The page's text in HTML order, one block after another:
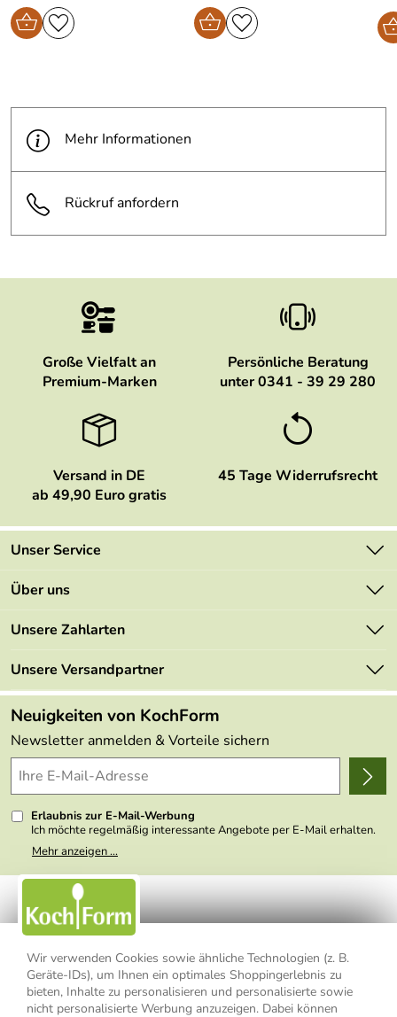
Wir verwenden Cookies sowie ähnliche Technologien (z. B.
Geräte-IDs), um Ihnen ein optimales Shoppingerlebnis zu
bieten, Inhalte zu personalisieren und personalisierte sowie
nicht personalisierte Werbung anzuzeigen. Dabei können
Mehr Informationen
Rückruf anfordern
Große Vielfalt an
Premium-Marken
Persönliche Beratung
unter 0341 - 39 29 280
Versand in DE
ab 49,90 Euro gratis
45 Tage Widerrufsrecht
Unser Service
Kontakt
Mehrwertsteuerfrei
Retourenportal
FAQs
Lieferbedingungen
Delivery Terms
Kundenlogin
Über uns
Marken
Angebote
Made in Germany
Themen
Wir über uns
Presse
Unsere Zahlarten
Unsere Versandpartner
Neuigkeiten von KochForm
Newsletter anmelden & Vorteile sichern
Erlaubnis zur E-Mail-Werbung
Ich möchte regelmäßig interessante Angebote per E-Mail erhalten.
Meine E-Mail-Adresse wird nicht an andere Unternehmen
weitergegeben. Zu statistischen Zwecken wird in anonymer Form
nicht erkennbar, welche konkrete Person geklickt hat. Diese
Einwilligung zur Nutzung meiner E-Mail- Adresse für Werbezwecke
kann ich jederzeit mit Wirkung für die Zukunft widerrufen, indem ich
den Link "Abmelden" am Ende des Newsletters anklicke oder die
Option Newsletter im Mitgliederbereich deaktiviere. Die
Datenschutzerklärung
habe ich zur Kenntnis genommen.
Mehr anzeigen ...
Impressum Datenschutzerklärung AGB